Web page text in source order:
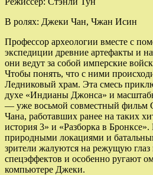
В ролях: Джеки Чан, Чжан Исин
Профессор археологии вместе с
экспедиции древние артефакты и
они ведут за собой имперские
Чтобы понять, что с ними
Ледниковый храм. Эта смесь
духе «Индианы Джонса» и
— уже восьмой совместный фильм
Чана, работавших ранее на таких
история 3» и «Разборка в
природными локациями и
зрители жалуются на режущую глаз
спецэффектов и особенно ругают
компьютере Джеки.